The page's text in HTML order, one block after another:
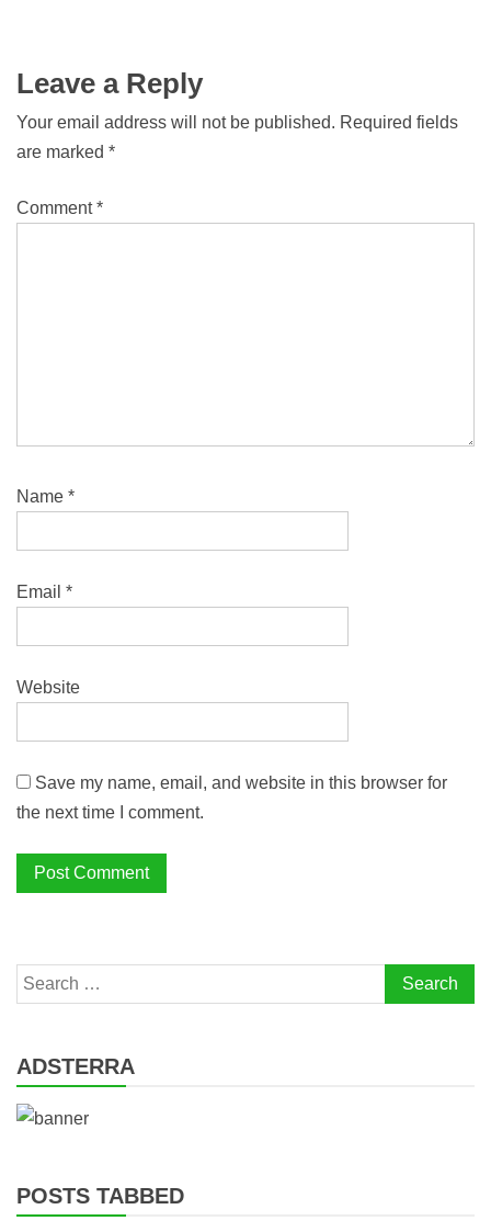
Leave a Reply
Your email address will not be published. Required fields
are marked *
Comment*
Name *
Email *
Website
Save my name, email, and website in this browser for
the next time I comment.
Search
for:
ADSTERRA
POSTS TABBED